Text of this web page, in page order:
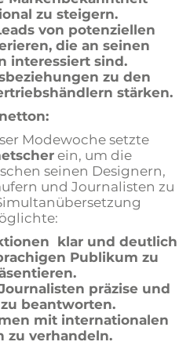
zu steigern.
von potenziellen
die an seinen
interessiert sind.
zu den
stärken.
Modewoche setzte
ein, um die
seinen Designern,
und Journalisten zu
klar und deutlich
Publikum zu
präzise und
beantworten.
mit internationalen
zu verhandeln.